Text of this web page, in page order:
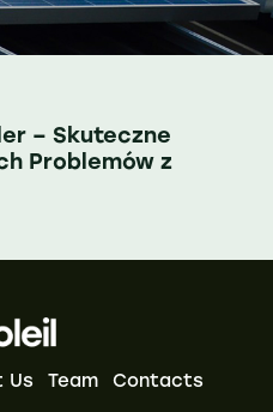
– Skuteczne
Problemów z
Us Team Contacts